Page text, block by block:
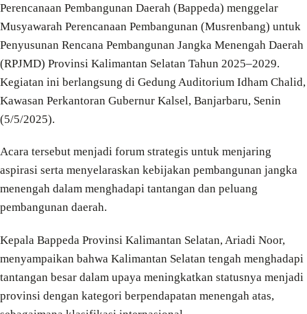
Perencanaan Pembangunan Daerah (Bappeda) menggelar
Musyawarah Perencanaan Pembangunan (Musrenbang) untuk
Penyusunan Rencana Pembangunan Jangka Menengah Daerah
(RPJMD) Provinsi Kalimantan Selatan Tahun 2025–2029.
Kegiatan ini berlangsung di Gedung Auditorium Idham Chalid,
Kawasan Perkantoran Gubernur Kalsel, Banjarbaru, Senin
(5/5/2025).
Acara tersebut menjadi forum strategis untuk menjaring
aspirasi serta menyelaraskan kebijakan pembangunan jangka
menengah dalam menghadapi tantangan dan peluang
pembangunan daerah.
Kepala Bappeda Provinsi Kalimantan Selatan, Ariadi Noor,
menyampaikan bahwa Kalimantan Selatan tengah menghadapi
tantangan besar dalam upaya meningkatkan statusnya menjadi
provinsi dengan kategori berpendapatan menengah atas,